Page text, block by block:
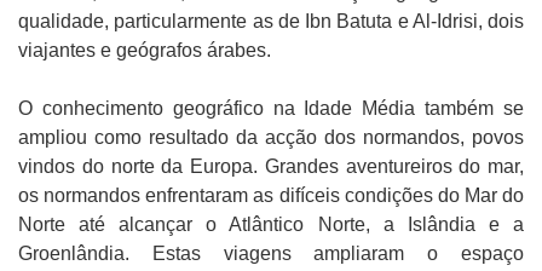
qualidade, particularmente as de Ibn Batuta e Al-Idrisi, dois
viajantes e geógrafos árabes.
O conhecimento geográfico na Idade Média também se
ampliou como resultado da acção dos normandos, povos
vindos do norte da Europa. Grandes aventureiros do mar,
os normandos enfrentaram as difíceis condições do Mar do
Norte até alcançar o Atlântico Norte, a Islândia e a
Groenlândia. Estas viagens ampliaram o espaço